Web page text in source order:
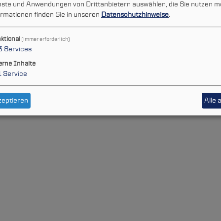
Leichte Sprache
und Anwendungen von Drittanbietern auswählen, die Sie nutzen
finden Sie in unseren Datenschutzhinweise.
(immer erforderlich)
Services
Inhalte
Service
Alle